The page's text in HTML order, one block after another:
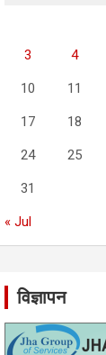
3 4
10 11
17 18
24 25
31
« Jul
विज्ञापन